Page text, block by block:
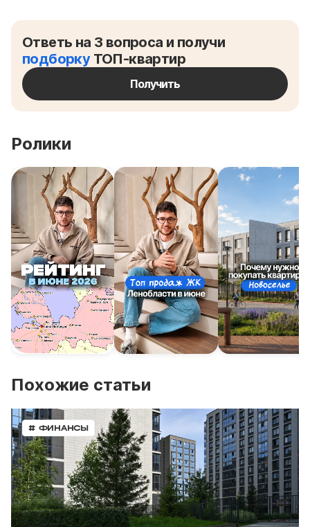
Ответь на 3 вопроса и получи
подборкуТОП-квартир
Получить
Ролики
Похожие статьи
# ФИНАНСЫ